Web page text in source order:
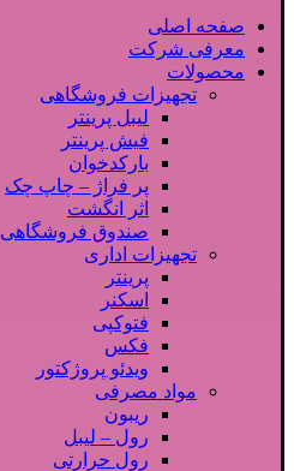
صفحه اصلی
معرفی شرکت
محصولات
تجهیزات فروشگاهی
لیبل پرینتر
فیش پرینتر
بارکدخوان
پر فراژ – چاپ چک
اثر انگشت
صندوق فروشگاهی
تجهیزات اداری
پرینتر
اسکنر
فتوکپی
فکس
ویدئو پروژکتور
مواد مصرفی
ریبون
رول – لیبل
رول حرارتی